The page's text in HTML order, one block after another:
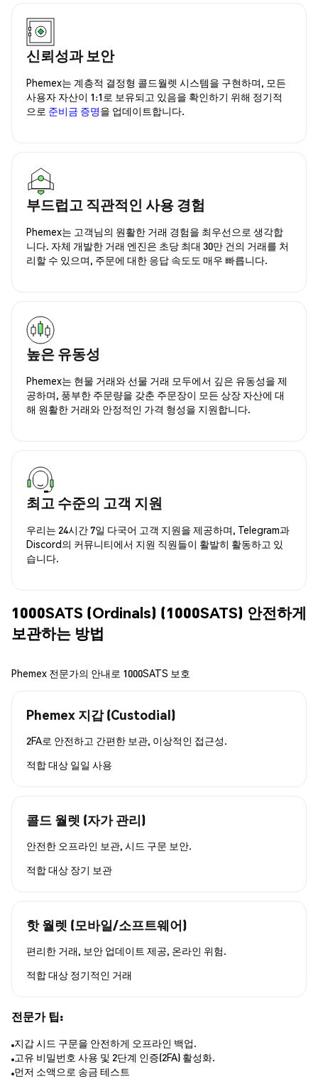
신뢰성과 보안
Phemex는 계층적 결정형 콜드월렛 시스템을 구현하며, 모든
사용자 자산이 1:1로 보유되고 있음을 확인하기 위해 정기적
으로 준비금 증명을 업데이트합니다.
부드럽고 직관적인 사용 경험
Phemex는 고객님의 원활한 거래 경험을 최우선으로 생각합
니다. 자체 개발한 거래 엔진은 초당 최대 30만 건의 거래를 처
리할 수 있으며, 주문에 대한 응답 속도도 매우 빠릅니다.
높은 유동성
Phemex는 현물 거래와 선물 거래 모두에서 깊은 유동성을 제
공하며, 풍부한 주문량을 갖춘 주문장이 모든 상장 자산에 대
해 원활한 거래와 안정적인 가격 형성을 지원합니다.
최고 수준의 고객 지원
우리는 24시간 7일 다국어 고객 지원을 제공하며, Telegram과
Discord의 커뮤니티에서 지원 직원들이 활발히 활동하고 있
습니다.
1000SATS (Ordinals) (1000SATS) 안전하게
보관하는 방법
Phemex 전문가의 안내로 1000SATS 보호
Phemex 지갑 (Custodial)
2FA로 안전하고 간편한 보관, 이상적인 접근성.
적합 대상 일일 사용
콜드 월렛 (자가 관리)
안전한 오프라인 보관, 시드 구문 보안.
적합 대상 장기 보관
핫 월렛 (모바일/소프트웨어)
편리한 거래, 보안 업데이트 제공, 온라인 위험.
적합 대상 정기적인 거래
전문가 팁:
지갑 시드 구문을 안전하게 오프라인 백업.
고유 비밀번호 사용 및 2단계 인증(2FA) 활성화.
먼저 소액으로 송금 테스트